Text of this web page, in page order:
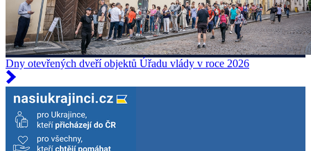
Dny otevřených dveří objektů Úřadu vlády v roce 2026